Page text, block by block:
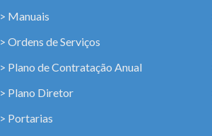
> Manuais
> Ordens de Serviços
> Plano de Contratação Anual
> Plano Diretor
> Portarias